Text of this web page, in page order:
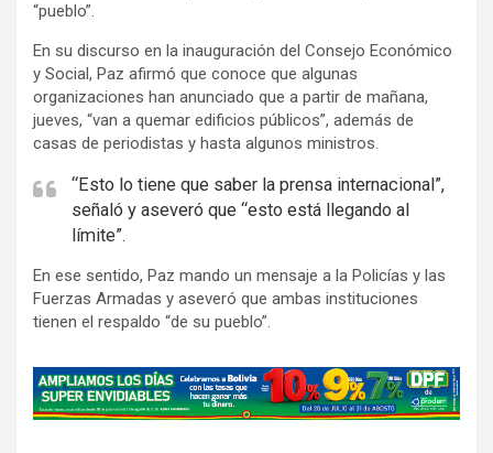
“pueblo”.
En su discurso en la inauguración del Consejo Económico
y Social, Paz afirmó que conoce que algunas
organizaciones han anunciado que a partir de mañana,
jueves, “van a quemar edificios públicos”, además de
casas de periodistas y hasta algunos ministros.
“Esto lo tiene que saber la prensa internacional”,
señaló y aseveró que “esto está llegando al
límite”.
En ese sentido, Paz mando un mensaje a la Policías y las
Fuerzas Armadas y aseveró que ambas instituciones
tienen el respaldo “de su pueblo”.
A
d